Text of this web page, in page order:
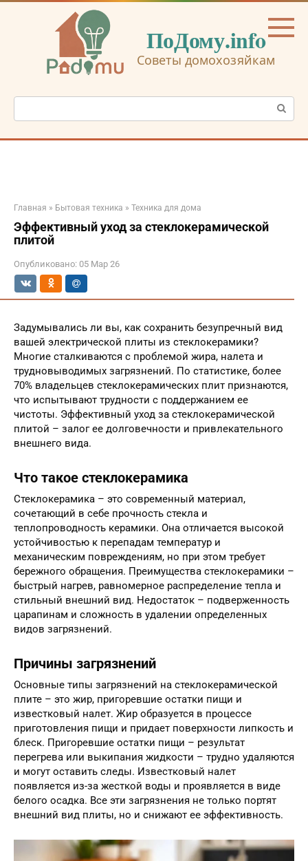
Перейти
ПоДому.info
Советы домохозяйкам
Поиск:
Главная » Бытовая техника » Техника для дома
Эффективный уход за стеклокерамической
плитой
Опубликовано: 05 Мар 26
Задумывались ли вы, как сохранить безупречный вид
вашей электрической плиты из стеклокерамики?
Многие сталкиваются с проблемой жира, налета и
трудновыводимых загрязнений. По статистике, более
70% владельцев стеклокерамических плит признаются,
что испытывают трудности с поддержанием ее
чистоты. Эффективный уход за стеклокерамической
плитой – залог ее долговечности и привлекательного
внешнего вида.
Что такое стеклокерамика
Стеклокерамика – это современный материал,
сочетающий в себе прочность стекла и
теплопроводность керамики. Она отличается высокой
устойчивостью к перепадам температур и
механическим повреждениям, но при этом требует
бережного обращения. Преимущества стеклокерамики –
быстрый нагрев, равномерное распределение тепла и
стильный внешний вид. Недостаток – подверженность
царапинам и сложность в удалении определенных
видов загрязнений.
Причины загрязнений
Основные типы загрязнений на стеклокерамической
плите – это жир, пригоревшие остатки пищи и
известковый налет. Жир образуется в процессе
приготовления пищи и придает поверхности липкость и
блеск. Пригоревшие остатки пищи – результат
перегрева или выкипания жидкости – трудно удаляются
и могут оставить следы. Известковый налет
появляется из-за жесткой воды и проявляется в виде
белого осадка. Все эти загрязнения не только портят
внешний вид плиты, но и снижают ее эффективность.